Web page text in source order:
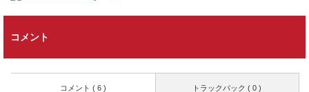
コメント
トラックバック ( 0 )
コメント ( 6 )